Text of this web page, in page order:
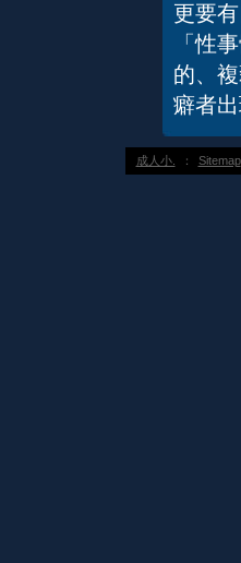
更要
「性
的、
癖者
成人小. ： Sitemap